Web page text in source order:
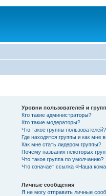
Уровни пользователей и
Кто такие администраторы?
Кто такие модераторы?
Что такое группы пользователей?
Где находятся группы и как мне
Как мне стать лидером группы?
Почему названия некоторых
Что такое группа по умолчанию?
Что означает ссылка «Наша
Личные сообщения
Я не могу отправить личные